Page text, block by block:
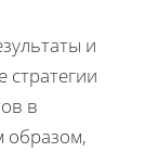
и
стратегии
в
образом,